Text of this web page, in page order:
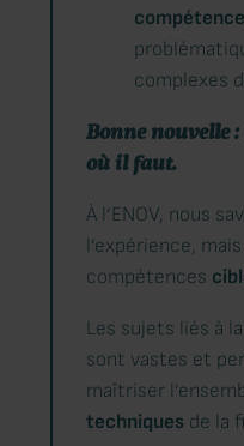
complexes
Bonne nouvelle
où il faut.
À l’ENOV, nous
l’expérience,
compétences
Les sujets liés à la
sont vastes et
maîtriser
techniques de la